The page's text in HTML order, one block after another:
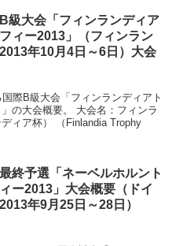
級大会「フィンランディア
フィー2013」（フィンラン
2013年10月4日～6日）大会
際B級大会「フィンランディアト
の大会概要。 大会名：フィンラ
ィア杯） （Finlandia Trophy
終予選「ネーベルホルント
ー2013」大会概要（ドイ
年9月25日～28日）